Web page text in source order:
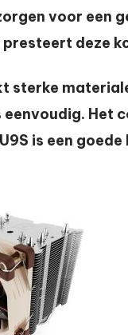
voor een
deze
sterke
eenvoudig. Het
is een